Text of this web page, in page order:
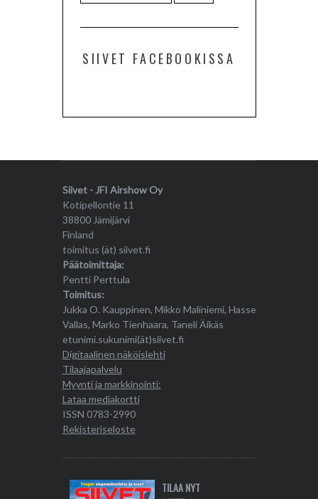
SIIVET FACEBOOKISSA
Siivet - JFI Airshow Oy
Kotipellontie 11
38800 Jämijärvi
Finland
toimitus (ät) siivet.fi
Päätoimittaja:
Pentti Perttula
Toimitus:
Jukka O. Kauppinen, Mikko Maliniemi, Hasse
Vallas, Marko Tienhaara, Taneli Äikäs
etunimi.sukunimi(ät)siivet.fi
Digitaalinen näköislehti
Tilaajapalvelu
Myynti ja markkinointi:
Lataa mediakortti
ISSN 0783-2990
Rekisteriseloste
TILAA NYT